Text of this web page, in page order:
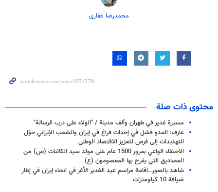
محمدرضا غفاری
محتوى ذات صلة
مسيرة غدير في طهران وألف مدينة / "الولاء على درب الرسالة"
عارف: العدو فشل في إحداث فراغ في إيران والشعب الإيراني حوّل
التهديدات إلى فرص لتعزيز الاقتصاد الوطني
‏الاحتفاء الواعي بمرور 1500 عام على مولد سيد الكائنات (ص) من
المصاديق التي يفرح بها المعصومون (ع)
شاهد بالصور..اقامة مراسم عيد الغدير الأغر في انحاء إيران في إطار
ضيافة 10 كيلومترات